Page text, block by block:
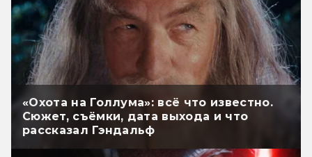
«Охота на Голлума»: всё что известно.
Сюжет, съёмки, дата выхода и что
рассказал Гэндальф